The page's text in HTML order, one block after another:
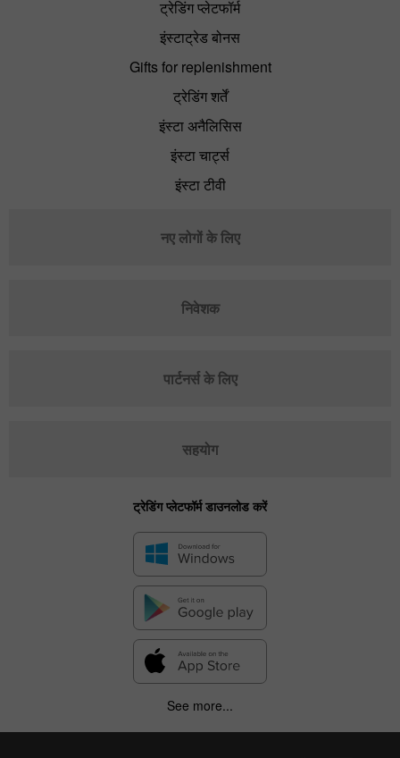
ट्रेडिंग प्लेटफॉर्म
इंस्टाट्रेड बोनस
Gifts for replenishment
ट्रेडिंग शर्तें
इंस्टा अनैलिसिस
इंस्टा चार्ट्स
इंस्टा टीवी
नए लोगों के लिए
निवेशक
पार्टनर्स के लिए
सहयोग
ट्रेडिंग प्लेटफॉर्म डाउनलोड करें
See more...